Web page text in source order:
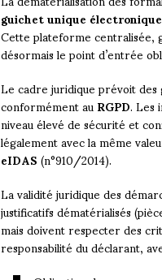
guichet unique électronique
Cette plateforme centralisée,
désormais le point d’entrée
Le cadre juridique prévoit
conformément auRGPD. Les
niveau élevé de sécurité et
légalement avec la même
eIDAS(n°910/2014).
La validité juridique des
justificatifs dématérialisés
mais doivent respecter des
responsabilité du déclarant,